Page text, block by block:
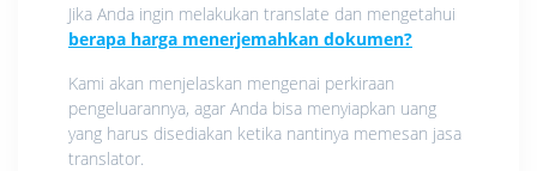
Jika Anda ingin melakukan translate dan mengetahui
berapa harga menerjemahkan dokumen?
Kami akan menjelaskan mengenai perkiraan
pengeluarannya, agar Anda bisa menyiapkan uang
yang harus disediakan ketika nantinya memesan jasa
translator.